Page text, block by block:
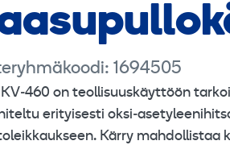
1694505
on teollisuuskäyttöön
erityisesti
Kärry mahdollistaa